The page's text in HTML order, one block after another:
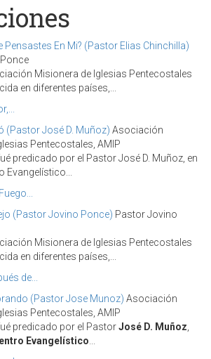
Pensastes En Mi? (Pastor Elias Chinchilla)
Misionera de Iglesias Pentecostales
en diferentes países,...
(Pastor José D. Muñoz) Asociación
Pentecostales, AMIP
predicado por el Pastor José D. Muñoz, en
Evangelístico...
(Pastor Jovino Ponce) Pastor Jovino
Misionera de Iglesias Pentecostales
en diferentes países,...
de...
(Pastor Jose Munoz) Asociación
Pentecostales, AMIP
predicado por el PastorJosé D. Muñoz,
Evangelístico...